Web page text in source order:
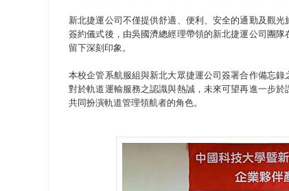
新北捷運公司不僅提供舒適、便利、安全的通勤及觀
簽約儀式後，由吳國濟總經理帶領的新北捷運公司團
留下深刻印象。
本校企管系航服組與新北大眾捷運公司簽署合作備忘
對於軌道運輸服務之認識與熱誠，未來可望再進一步
共同扮演軌道管理領航者的角色。